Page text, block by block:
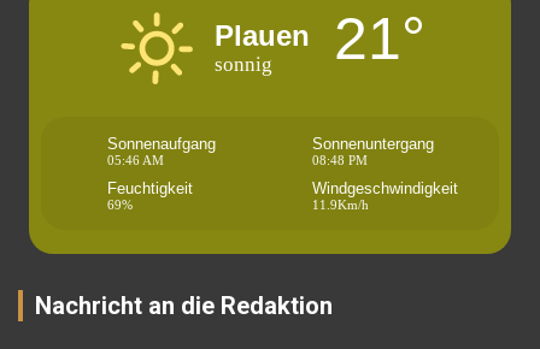
Plauen
sonnig 21°
Sonnenaufgang
05:46 AM
Sonnenuntergang
08:48 PM
Feuchtigkeit
69%
Windgeschwindigkeit
11.9Km/h
Nachricht an die Redaktion